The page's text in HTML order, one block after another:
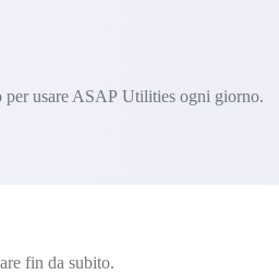
usare ASAP Utilities ogni giorno.
fin da subito.